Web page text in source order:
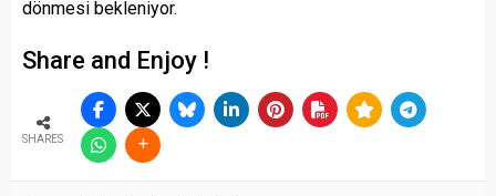
dönmesi bekleniyor.
Share and Enjoy !
SHARES